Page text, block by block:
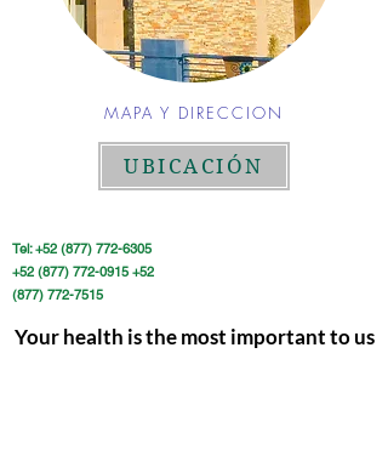
MAPA Y DIRECCION
UBICACIÓN
Tel:+52 (877) 772-6305
+52 (877) 772-0915 +52
(877) 772-7515
Your health is the most important to us